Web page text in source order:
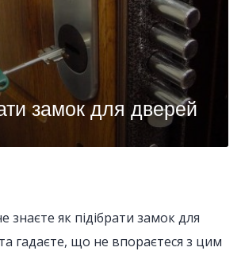
замок для дверей
знаєте як підібрати замок для
гадаєте, що не впораєтеся з цим